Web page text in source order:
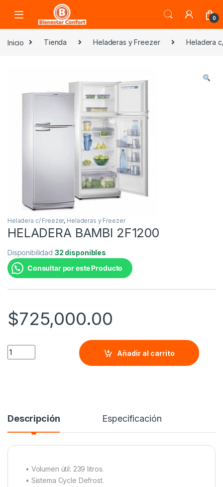
Skip to navigation
0
Inicio Tienda Heladeras y Freezer Heladera
Heladera c/ Freezer, Heladeras y Freezer
HELADERA BAMBI 2F1200
Disponibilidad 32 disponibles
Consultar por este Producto
$725,000.00
HELADERA BAMBI 2F1200 quantity
Añadir al carrito
Descripción Especificación
• Volumen útil: 239 litros.
• Sistema Cycle Defrost.